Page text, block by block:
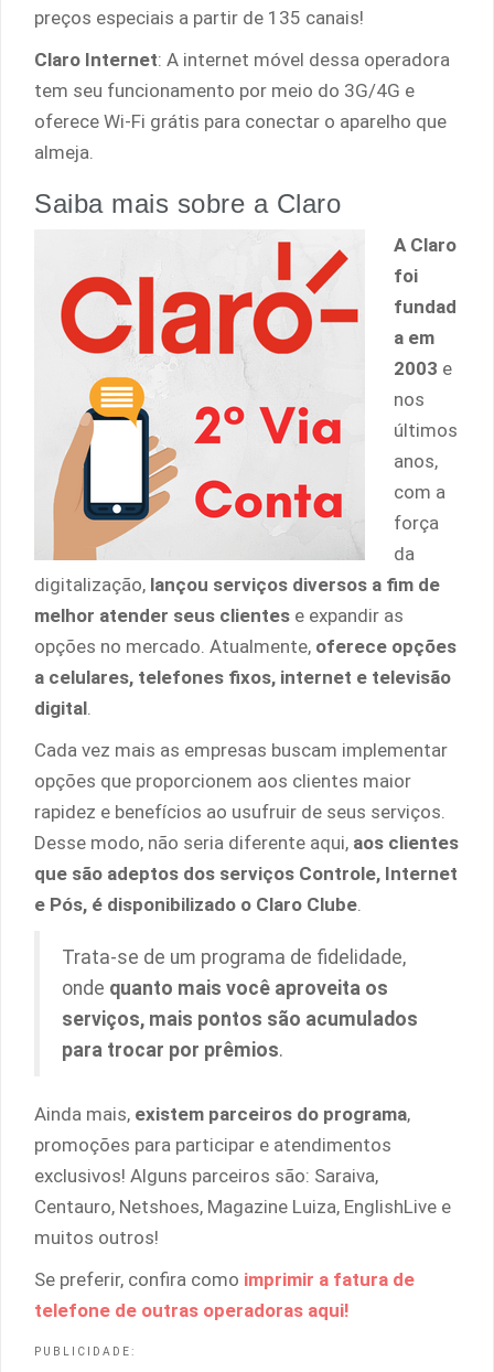
preços especiais a partir de 135 canais!
Claro Internet: A internet móvel dessa operadora
tem seu funcionamento por meio do 3G/4G e
oferece Wi-Fi grátis para conectar o aparelho que
almeja.
Saiba mais sobre a Claro
A Claro
foi
fundad
a em
2003 e
nos
últimos
anos,
com a
força
da
digitalização, lançou serviços diversos a fim de
melhor atender seus clientes e expandir as
opções no mercado. Atualmente, oferece opções
a celulares, telefones fixos, internet e televisão
digital.
Cada vez mais as empresas buscam implementar
opções que proporcionem aos clientes maior
rapidez e benefícios ao usufruir de seus serviços.
Desse modo, não seria diferente aqui, aos clientes
que são adeptos dos serviços Controle, Internet
e Pós, é disponibilizado o Claro Clube.
Trata-se de um programa de fidelidade,
onde quanto mais você aproveita os
serviços, mais pontos são acumulados
para trocar por prêmios.
Ainda mais, existem parceiros do programa,
promoções para participar e atendimentos
exclusivos! Alguns parceiros são: Saraiva,
Centauro, Netshoes, Magazine Luiza, EnglishLive e
muitos outros!
Se preferir, confira como imprimir a fatura de
telefone de outras operadoras aqui!
PUBLICIDADE: